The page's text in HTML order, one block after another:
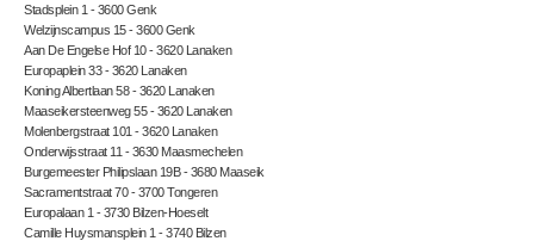
Stadsplein 1 - 3600 Genk
Welzijnscampus 15 - 3600 Genk
Aan De Engelse Hof 10 - 3620 Lanaken
Europaplein 33 - 3620 Lanaken
Koning Albertlaan 58 - 3620 Lanaken
Maaseikersteenweg 55 - 3620 Lanaken
Molenbergstraat 101 - 3620 Lanaken
Onderwijsstraat 11 - 3630 Maasmechelen
Burgemeester Philipslaan 19B - 3680 Maaseik
Sacramentstraat 70 - 3700 Tongeren
Europalaan 1 - 3730 Bilzen-Hoeselt
Camille Huysmansplein 1 - 3740 Bilzen